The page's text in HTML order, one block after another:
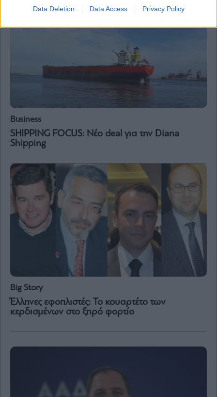
Data Deletion Data Access Privacy Policy
Business
SHIPPING FOCUS: Νέο deal για την Diana
Shipping
Big Story
Έλληνες εφοπλιστές: Το κουαρτέτο των
κερδισμένων στο ξηρό φορτίο